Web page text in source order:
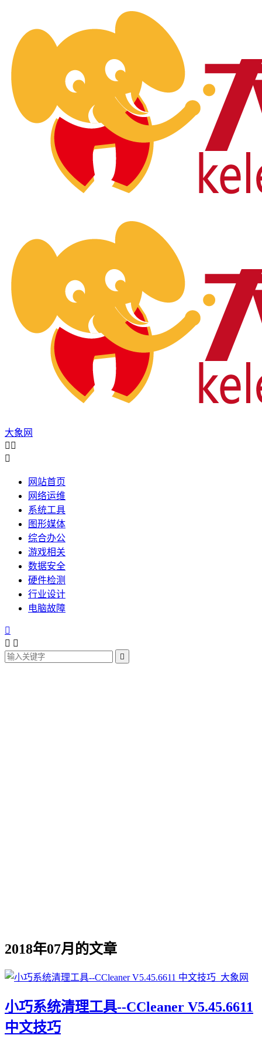
大象网
 

网站首页
网络运维
系统工具
图形媒体
综合办公
游戏相关
数据安全
硬件检测
行业设计
电脑故障

 

2018年07月的文章
小巧系统清理工具--CCleaner V5.45.6611
中文技巧